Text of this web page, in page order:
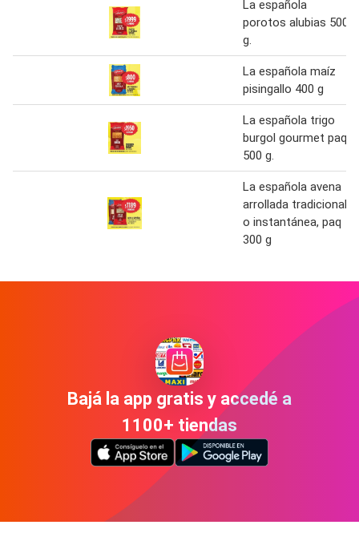
La española
porotos alubias 500
g.
La española maíz
pisingallo 400 g
La española trigo
burgol gourmet paq.
500 g.
La española avena
arrollada tradicional
o instantánea, paq
300 g
Bajá la app gratis y accedé a
1100+ tiendas